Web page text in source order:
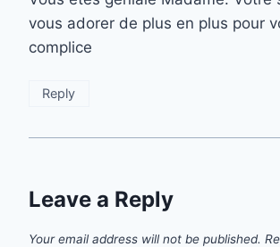
vous adorer de plus en plus pour
complice
Reply
Leave a Reply
Your email address will not be published.